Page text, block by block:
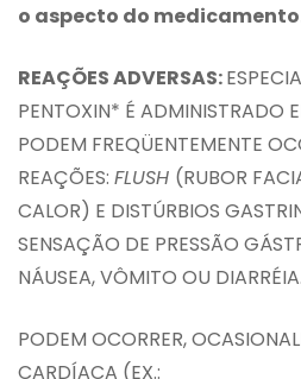
o aspecto do
REAÇÕES ADVERSAS:
PENTOXIN* É ADMINISTRADO
PODEM FREQÜENTEMENTE
REAÇÕES: FLUSH (RUBOR
CALOR) E DISTÚRBIOS
SENSAÇÃO DE PRESSÃO
NÁUSEA, VÔMITO OU DIARRÉIA.
PODEM OCORRER,
CARDÍACA (EX.: